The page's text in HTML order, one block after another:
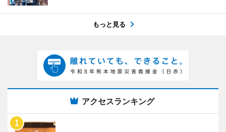
もっと見る
アクセスランキング